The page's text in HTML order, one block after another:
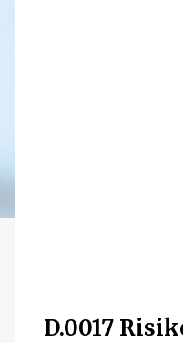
D.0017